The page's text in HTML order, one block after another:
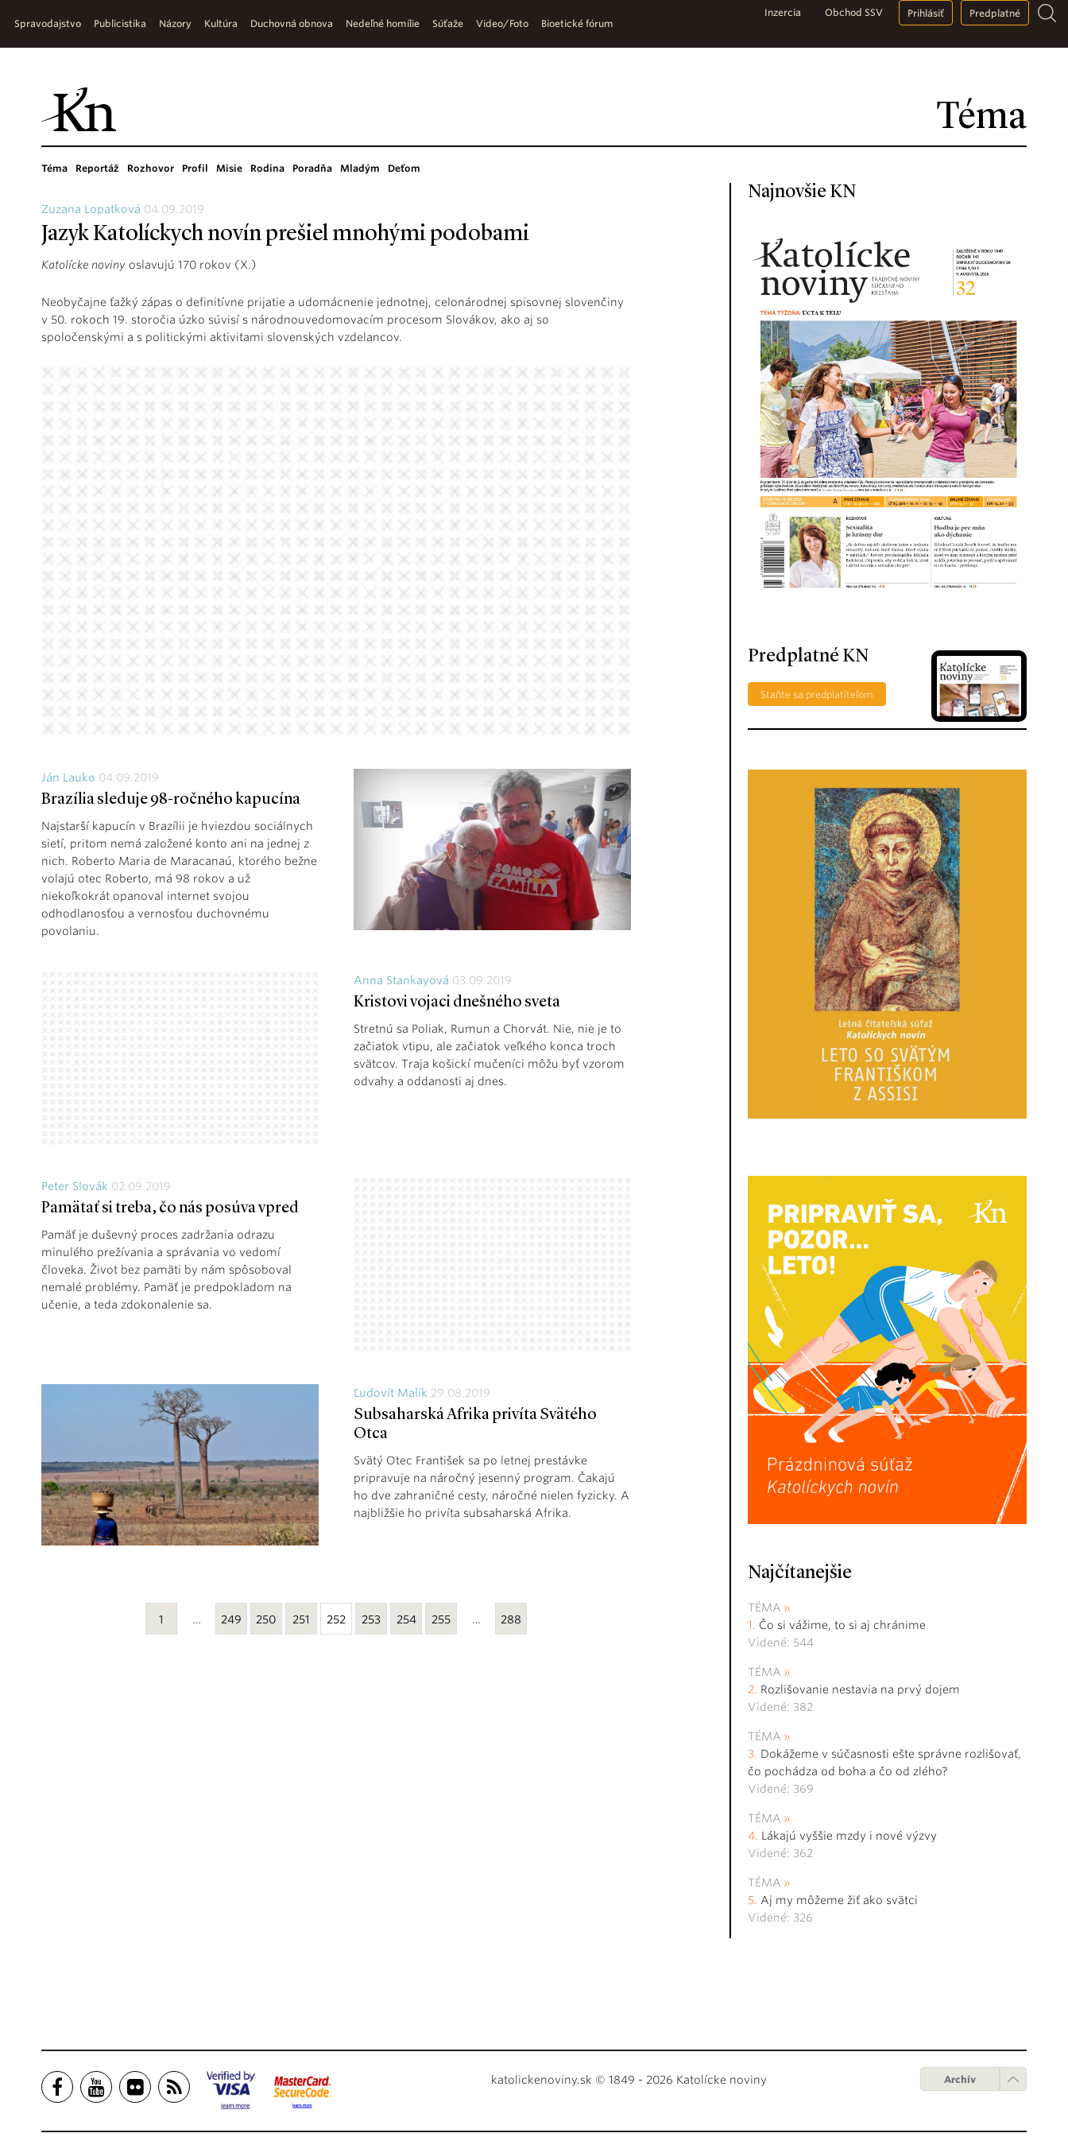
Téma
Spravodajstvo Publicistika Názory Kultúra Duchovná obnova Nedeľné homílie Súťaže Video/Foto Bioetické fórum
Inzercia Obchod SSV Prihlásiť Predplatné
Téma Reportáž Rozhovor Profil Misie Rodina Poradňa Mladým Deťom
Zuzana Lopatková 04.09.2019
Jazyk Katolíckych novín prešiel mnohými podobami
Katolícke noviny oslavujú 170 rokov (X.)
Neobyčajne ťažký zápas o definitívne prijatie a udomácnenie jednotnej, celonárodnej spisovnej slovenčiny
v 50. rokoch 19. storočia úzko súvisí s národnouvedomovacím procesom Slovákov, ako aj so
spoločenskými a s politickými aktivitami slovenských vzdelancov.
Ján Lauko 04.09.2019
Brazília sleduje 98-ročného kapucína
Najstarší kapucín v Brazílii je hviezdou sociálnych
sietí, pritom nemá založené konto ani na jednej z
nich. Roberto Maria de Maracanaú, ktorého bežne
volajú otec Roberto, má 98 rokov a už
niekoľkokrát opanoval internet svojou
odhodlanosťou a vernosťou duchovnému
povolaniu.
Anna Stankayová 03.09.2019
Kristovi vojaci dnešného sveta
Stretnú sa Poliak, Rumun a Chorvát. Nie, nie je to
začiatok vtipu, ale začiatok veľkého konca troch
svätcov. Traja košickí mučeníci môžu byť vzorom
odvahy a oddanosti aj dnes.
Peter Slovák 02.09.2019
Pamätať si treba, čo nás posúva vpred
Pamäť je duševný proces zadržania odrazu
minulého prežívania a správania vo vedomí
človeka. Život bez pamäti by nám spôsoboval
nemalé problémy. Pamäť je predpokladom na
učenie, a teda zdokonalenie sa.
Ľudovít Malík 29.08.2019
Subsaharská Afrika privíta Svätého
Otca
Svätý Otec František sa po letnej prestávke
pripravuje na náročný jesenný program. Čakajú
ho dve zahraničné cesty, náročné nielen fyzicky. A
najbližšie ho privíta subsaharská Afrika.
1 … 249 250 251 252 253 254 255 … 288
Najnovšie KN
Predplatné KN
Staňte sa predplatiteľom
Najčítanejšie
TÉMA
Čo si vážime, to si aj chránime
Videné: 544
TÉMA
Rozlišovanie nestavia na prvý dojem
Videné: 382
TÉMA
Dokážeme v súčasnosti ešte správne rozlišovať,
čo pochádza od boha a čo od zlého?
Videné: 369
TÉMA
Lákajú vyššie mzdy i nové výzvy
Videné: 362
TÉMA
Aj my môžeme žiť ako svätci
Videné: 326
katolickenoviny.sk © 1849 - 2026 Katolícke noviny Archív